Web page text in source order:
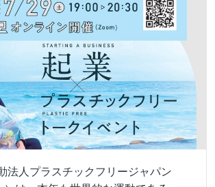
法人プラスチックフリージャパン